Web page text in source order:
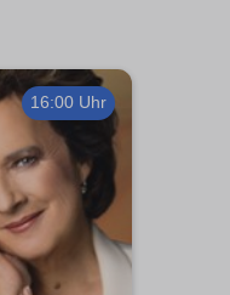
16:00 Uhr